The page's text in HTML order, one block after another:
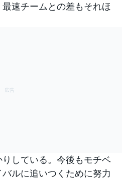
速チームとの差もそれほ
りしている。今後もモチベ
ルに追いつくために努力